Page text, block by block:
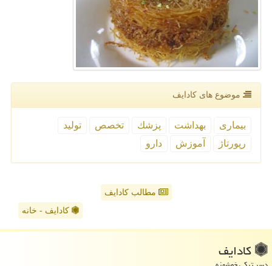
موضوع های كادایف
بیماری بهداشت پزشك تخصص
تولید
رپورتاژ
آموزش دارو
مطالب کادایف
کادایف - خانه
كادایف